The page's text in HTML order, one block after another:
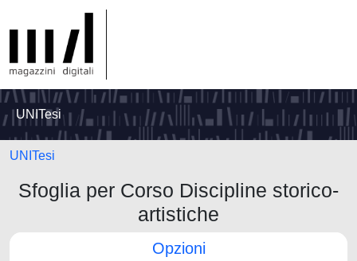
UNITesi
UNITesi
Sfoglia per Corso Discipline storico-
artistiche
Opzioni